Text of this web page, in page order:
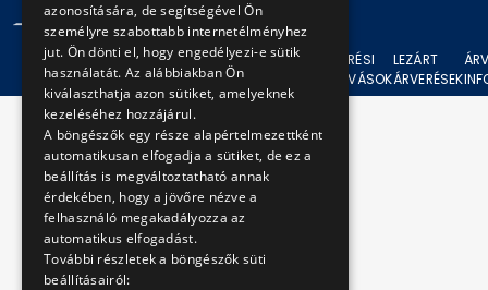
© 2024 BKV Minden jog fenntartva.
AKTUÁLIS
ÁRVERÉSI
FELHÍVÁSOK
LEZÁRT
ÁRVERÉSEK
azonosítására, de segítségével Ön
személyre szabottabb internetélményhez
jut. Ön dönti el, hogy engedélyezi-e sütik
használatát. Az alábbiakban Ön
kiválaszthatja azon sütiket, amelyeknek
kezeléséhez hozzájárul.
A böngészők egy része alapértelmezettként
automatikusan elfogadja a sütiket, de ez a
beállítás is megváltoztatható annak
érdekében, hogy a jövőre nézve a
felhasználó megakadályozza az
automatikus elfogadást.
További részletek a böngészők süti
beállításairól: